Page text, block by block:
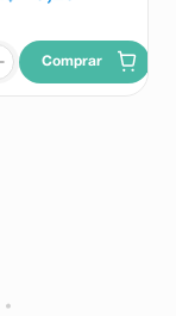
Comprar